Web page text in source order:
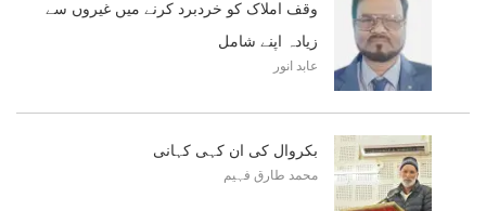
وقف املاک کو خردبرد کرنے میں غیروں سے
زیادہ اپنے شامل
عابد انور
بکروال کی ان کہی کہانی
محمد طارق فہیم